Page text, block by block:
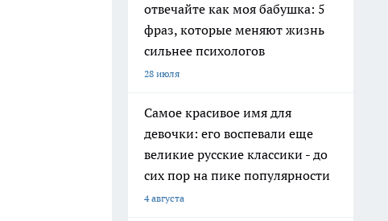
отвечайте как моя бабушка: 5
фраз, которые меняют жизнь
сильнее психологов
28 июля
Самое красивое имя для
девочки: его воспевали еще
великие русские классики - до
сих пор на пике популярности
4 августа